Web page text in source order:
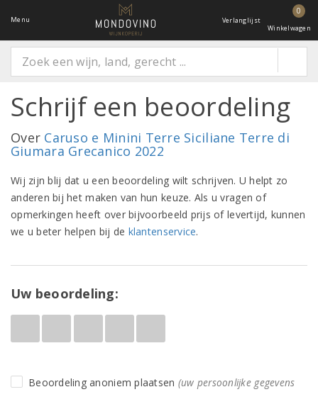
Menu Verlanglijst
0
Winkelwagen
Schrijf een beoordeling
Over Caruso e Minini Terre Siciliane Terre di
Giumara Grecanico 2022
Wij zijn blij dat u een beoordeling wilt schrijven. U helpt zo
anderen bij het maken van hun keuze. Als u vragen of
opmerkingen heeft over bijvoorbeeld prijs of levertijd, kunnen
we u beter helpen bij de klantenservice.
Uw beoordeling:
Beoordeling anoniem plaatsen (uw persoonlijke gegevens